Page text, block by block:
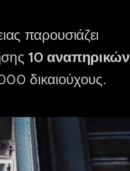
παρουσιάζει
10 αναπηρικών
δικαιούχους.